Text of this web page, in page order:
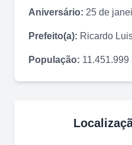
Aniversário: 25 de
Prefeito(a): Ricardo
População: 11.451.999